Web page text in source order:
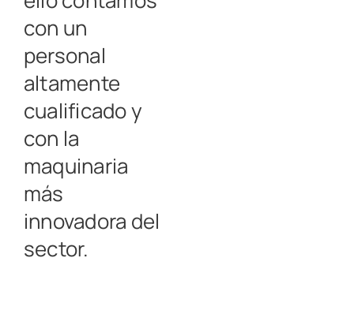
con un
personal
altamente
cualificado y
con la
maquinaria
más
innovadora del
sector.